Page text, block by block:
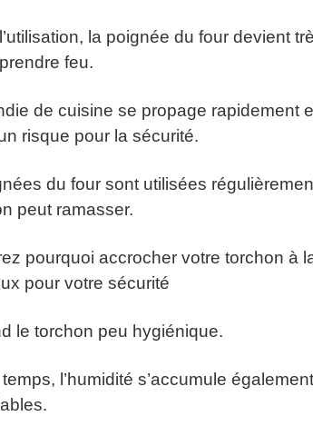
la poignée du four devient
feu.
de cuisine se propage rapidement
risque pour la sécurité.
du four sont utilisées
peut ramasser.
pourquoi accrocher votre torchon à
pour votre sécurité
le torchon peu hygiénique.
l’humidité s’accumule